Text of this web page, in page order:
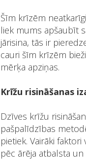
Šīm krīzēm
liek mums apšaubīt
jārisina, tās ir
cauri šīm krīzēm
mērķa apziņas.
Krīžu risināšanas
Dzīves krīžu
pašpalīdzības
pietiek. Vairāki
pēc ārēja atbalsta